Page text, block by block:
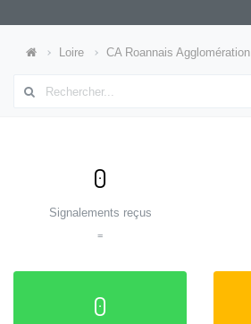
Loire CA Roannais Agglomération
0
Signalements reçus
=
0